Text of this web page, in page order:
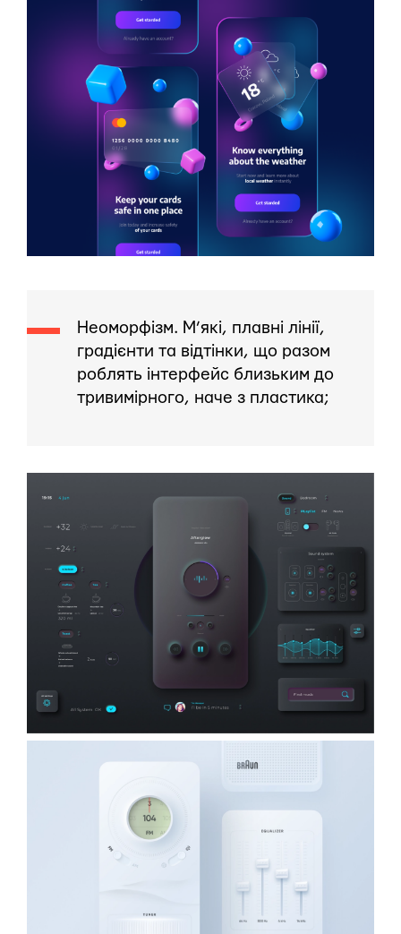
Неоморфізм. М’які, плавні лінії,
градієнти та відтінки, що разом
роблять інтерфейс близьким до
тривимірного, наче з пластика;